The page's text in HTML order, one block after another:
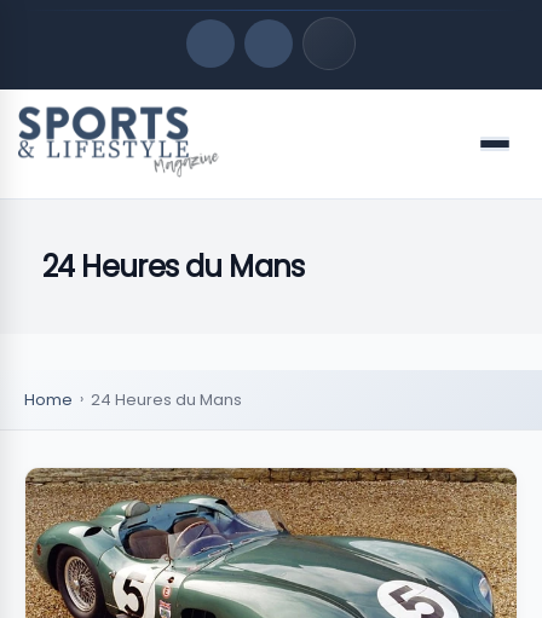
Quick Links
FOLLOW US
Menu
24 Heures du Mans
Home 24 Heures du Mans